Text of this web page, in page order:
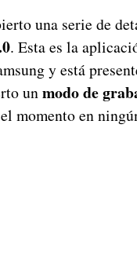
una serie de
. Esta es la
y está
unmodo de
momento en